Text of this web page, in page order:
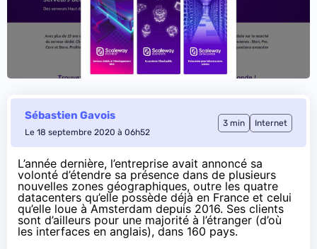
Sébastien Gavois
Le 18 septembre 2020 à 06h52
3 min Internet
L’année dernière, l’entreprise avait annoncé sa
volonté d’étendre sa présence dans de plusieurs
nouvelles zones géographiques, outre les quatre
datacenters qu’elle possède déjà en France et celui
qu’elle loue à Amsterdam depuis 2016. Ses clients
sont d’ailleurs pour une majorité à l’étranger (d’où
les interfaces en anglais), dans 160 pays.